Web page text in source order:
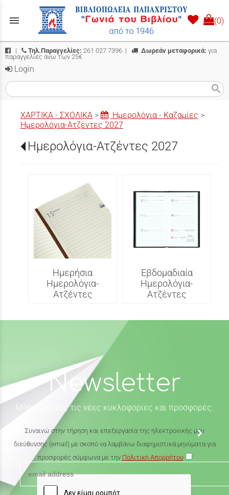
menu (0)
| Τηλ.Παραγγελίες: 261 027 7396 | Δωρεάν μεταφορικά: για
παραγγελίες άνω των 25€
Login
search
ΧΑΡΤΙΚΑ - ΣΧΟΛΙΚΑ > Ημερολόγια - Καζαμίες >
Ημερολόγια-Ατζέντες 2027
Ημερολόγια-Ατζέντες 2027
Ημερήσια
Ημερολόγια-
Ατζέντες
Εβδομαδιαία
Ημερολόγια-
Ατζέντες
Newsletter
Μάθε πρώτος τις νέες κυκλοφορίες και προσφορές.
Συναινώ στην τήρηση και επεξεργασία της ηλεκτρονικής μου
διεύθυνσης (email) με σκοπό να λαμβάνω διαφημιστικά μηνύματα για
προσφορές σύμφωνα με την Πολιτική Απορρήτου